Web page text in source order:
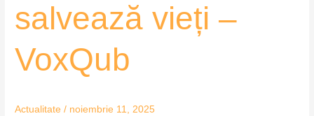
salvează vieți –
VoxQub
Actualitate / noiembrie 11, 2025